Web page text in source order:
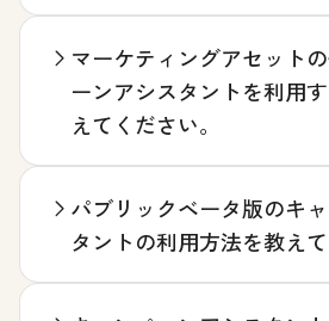
マーケティングアセット
ーンアシスタントを利用
えてください。
パブリックベータ版のキ
タントの利用方法を教えて